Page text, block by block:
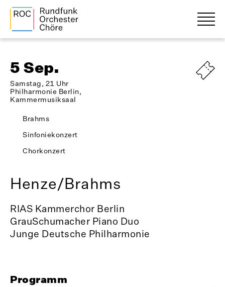
5 Sep.
Samstag, 21 Uhr
Philharmonie Berlin,
Kammermusiksaal
Brahms
Sinfoniekonzert
Chorkonzert
Henze/Brahms
RIAS Kammerchor Berlin
GrauSchumacher Piano Duo
Junge Deutsche Philharmonie
Programm